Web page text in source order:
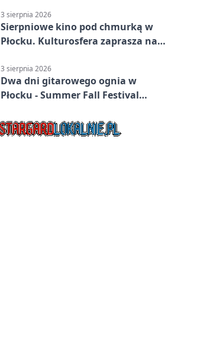
3 sierpnia 2026
Sierpniowe kino pod chmurką w
Płocku. Kulturosfera zaprasza na
3 sierpnia 2026
Dwa dni gitarowego ognia w
Płocku - Summer Fall Festival